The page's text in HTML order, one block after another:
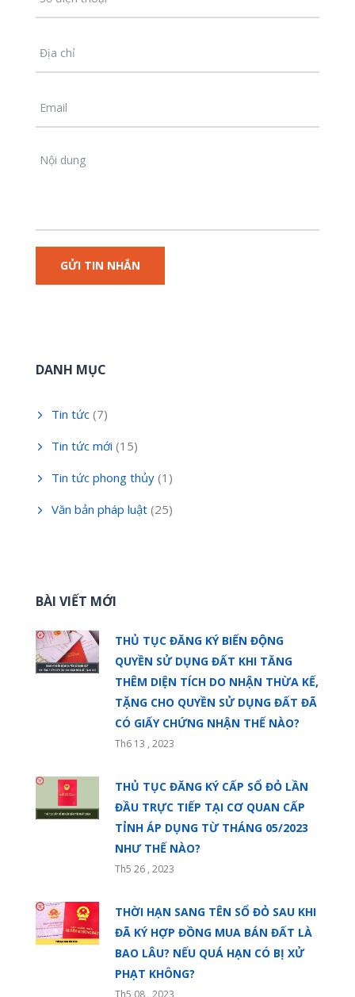
DANH MỤC
Tin tức (7)
Tin tức mới (15)
Tin tức phong thủy (1)
Văn bản pháp luật (25)
BÀI VIẾT MỚI
THỦ TỤC ĐĂNG KÝ BIẾN ĐỘNG
QUYỀN SỬ DỤNG ĐẤT KHI TĂNG
THÊM DIỆN TÍCH DO NHẬN THỪA KẾ,
TẶNG CHO QUYỀN SỬ DỤNG ĐẤT ĐÃ
CÓ GIẤY CHỨNG NHẬN THẾ NÀO?
Th6 13 , 2023
THỦ TỤC ĐĂNG KÝ CẤP SỔ ĐỎ LẦN
ĐẦU TRỰC TIẾP TẠI CƠ QUAN CẤP
TỈNH ÁP DỤNG TỪ THÁNG 05/2023
NHƯ THẾ NÀO?
Th5 26 , 2023
THỜI HẠN SANG TÊN SỔ ĐỎ SAU KHI
ĐÃ KÝ HỢP ĐỒNG MUA BÁN ĐẤT LÀ
BAO LÂU? NẾU QUÁ HẠN CÓ BỊ XỬ
PHẠT KHÔNG?